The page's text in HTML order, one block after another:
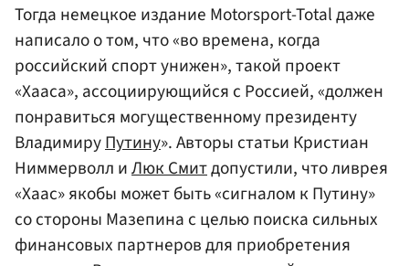
Тогда немецкое издание Motorsport-Total даже
написало о том, что «во времена, когда
российский спорт унижен», такой проект
«Хааса», ассоциирующийся с Россией, «должен
понравиться могущественному президенту
ВладимируПутину». Авторы статьи Кристиан
Ниммерволл иЛюк Смитдопустили, что ливрея
«Хаас» якобы может быть «сигналом к Путину»
со стороны Мазепина с целью поиска сильных
финансовых партнеров для приобретения